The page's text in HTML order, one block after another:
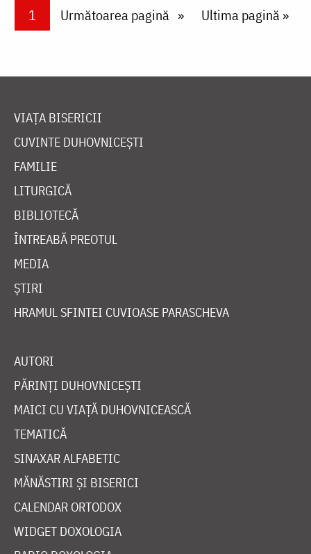
PaginareCurrent page
1 Next page
Următoarea pagină Last page
Ultima pagină »
VIAȚA BISERICII
CUVINTE DUHOVNICEȘTI
FAMILIE
LITURGICĂ
BIBLIOTECĂ
ÎNTREABĂ PREOTUL
MEDIA
ȘTIRI
HRAMUL SFINTEI CUVIOASE PARASCHEVA
AUTORI
PĂRINȚI DUHOVNICEȘTI
MAICI CU VIAȚĂ DUHOVNICEASCĂ
TEMATICĂ
SINAXAR ALFABETIC
MĂNĂSTIRI ȘI BISERICI
CALENDAR ORTODOX
WIDGET DOXOLOGIA